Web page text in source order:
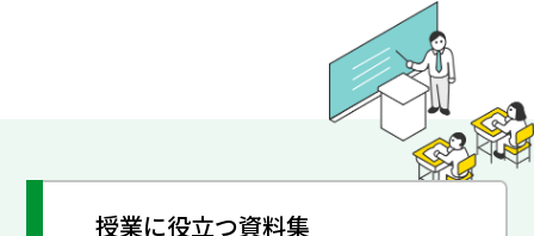
授業に役立つ資料集